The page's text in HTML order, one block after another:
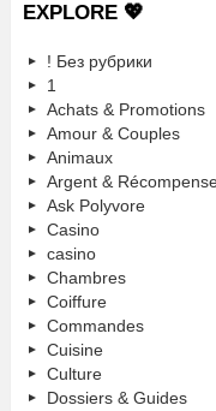
EXPLORE 💖
! Без рубрики
1
Achats & Promotions
Amour & Couples
Animaux
Argent &
Ask Polyvore
Casino
casino
Chambres
Coiffure
Commandes
Cuisine
Culture
Dossiers & Guides